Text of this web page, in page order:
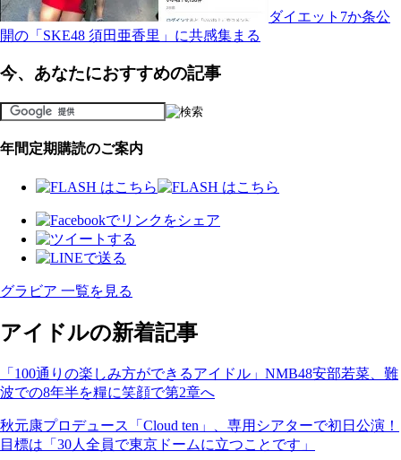
ダイエット7か条公
開の「SKE48 須田亜香里」に共感集まる
今、あなたにおすすめの記事
年間定期購読のご案内
グラビア 一覧を見る
アイドルの新着記事
「100通りの楽しみ方ができるアイドル」NMB48安部若菜、難
波での8年半を糧に笑顔で第2章へ
秋元康プロデュース「Cloud ten」、専用シアターで初日公演！
目標は「30人全員で東京ドームに立つことです」